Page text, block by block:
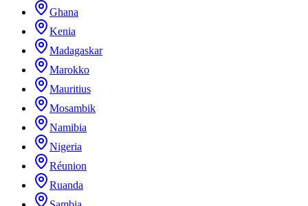
Ghana
Kenia
Madagaskar
Marokko
Mauritius
Mosambik
Namibia
Nigeria
Réunion
Ruanda